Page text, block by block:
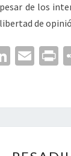
de los
de
Li
dI
n
E
l